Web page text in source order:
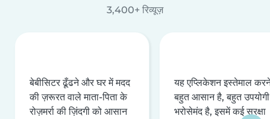
3,400+ रिव्यूज़
बेबीसिटर ढूँढने और घर में मदद
की ज़रूरत वाले माता-पिता के
रोज़मर्रा की ज़िंदगी को आसान
यह एप्लिकेशन इस्तेमाल
बहुत आसान है, बहुत
भरोसेमंद है, इसमें कई सुरक्षा